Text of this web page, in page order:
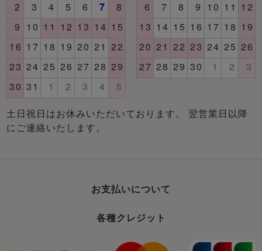
土日祝日はお休みいただいております。 翌営業日以降
にご連絡いたします。
お支払いについて
各種クレジット